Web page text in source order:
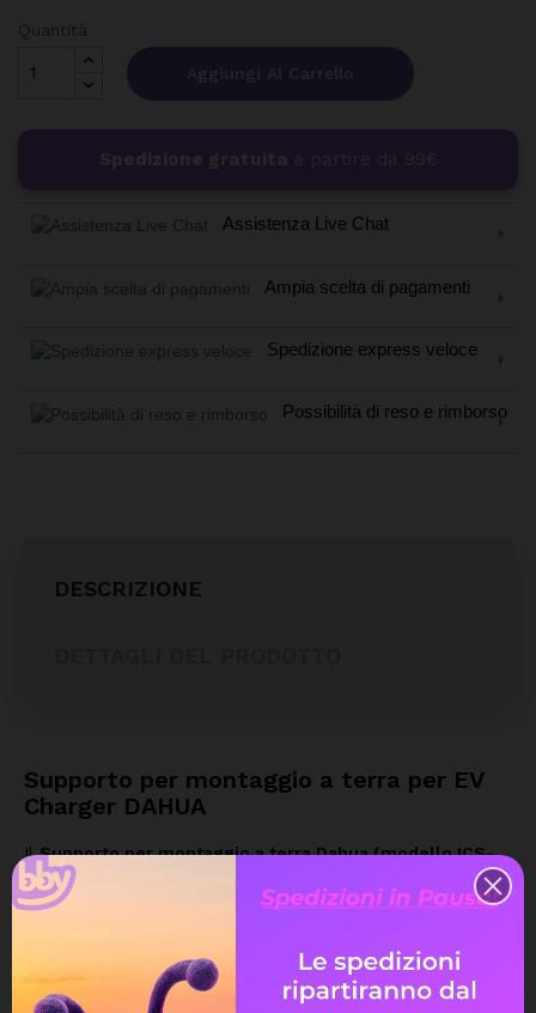
Aggiungi Al Carrello
Assistenza Live Chat
Ampia scelta di pagamenti
Spedizione express veloce
Possibilità di reso e rimborso
DESCRIZIONE
Supporto per montaggio a terra per EV
Charger DAHUA
IlSupporto per montaggio a terra Dahua (modello ICS-
MBE-1B)
l'installazione della tua stazione di ricarica per veicoli
situazioni in cui non è possibile il fissaggio a parete, come
parcheggi aziendali, piazzali privati o aree condominiali